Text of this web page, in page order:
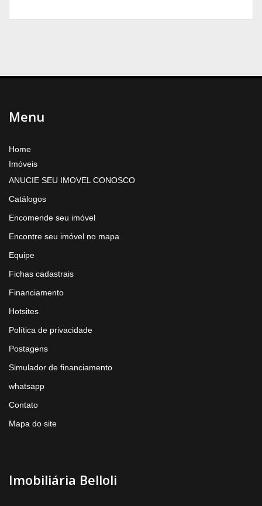
Menu
Home
Imóveis
ANUCIE SEU IMOVEL CONOSCO
Catálogos
Encomende seu imóvel
Encontre seu imóvel no mapa
Equipe
Fichas cadastrais
Financiamento
Hotsites
Política de privacidade
Postagens
Simulador de financiamento
whatsapp
Contato
Mapa do site
Imobiliária Belloli